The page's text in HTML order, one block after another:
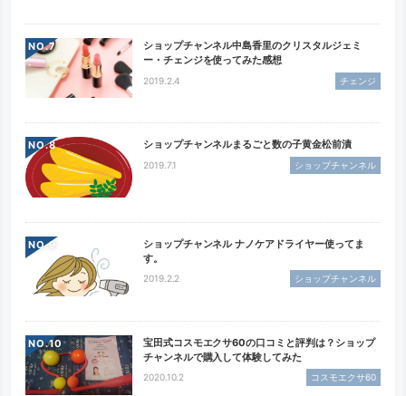
NO.
ショップチャンネル中島香里のクリスタルジェミ
ー・チェンジを使ってみた感想
2019.2.4 チェンジ
NO. ショップチャンネルまるごと数の子黄金松前漬
2019.7.1 ショップチャンネル
NO.
ショップチャンネル ナノケアドライヤー使ってま
す。
2019.2.2 ショップチャンネル
NO.
宝田式コスモエクサ60の口コミと評判は？ショップ
チャンネルで購入して体験してみた
2020.10.2 コスモエクサ60